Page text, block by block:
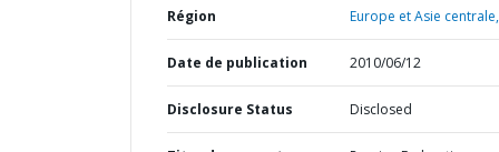
Région Europe et Asie centrale,
Date de publication 2010/06/12
Disclosure Status Disclosed